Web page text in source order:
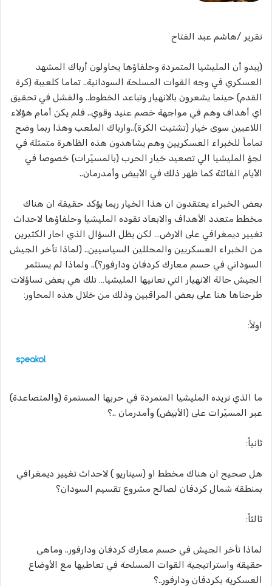
تقرير /هاشم عبد الفتاح
(يبدو أن المليشيا المتمردة وحلفاؤها يحاولون أرباك المشهد
العسكري في وجه القوات المسلحة السودانية.. تماما كلعيبة (كرة
القدم) حينما يشعرون بالانهيار وتباعد الخطوط.. والفشل في تحقيق
اي أهداف وهم في مواجهة خصم عنيد وقوي.. فلم يكن أمام هؤلاء
اللاعبين سوى خيار (تشتيت الكرة)..وارباك الملعب وهذا ربما وضح
تماماً للخبراء العسكريين وهم يشاهدون هذه الظاهرة متمثلة في
لجؤ المليشيا الي تصعيد خيار الحرب (بالمسيّرات) خصوصا في
الأيام الفائتة كما ظهر ذلك في الأبيض وأمدرمان..
بعض الخبراء يعتقدون ان هذا الخيار ربما يؤكد حقيقة ان هناك
مخطط متعدد الأهداف والابعاد تقوده المليشيا وحلفاؤها لاحداث
تغيير ديمغرافي على الارض… لكن يظل السؤال الذي احار الكثيرين
من الخبراء العسكريين والمحللين السياسيين.. (لماذا تأخر الجيش
السوداني في حسم معارك كردفان ودارفور؟).. ولماذا لم يستثمر
الجيش حالة الانهيار التي تعانيها المليشيا… تلك هي بعض تساؤلات
طرحناها هنا على بعض المراقبين وذلك من خلال هذه المحاور:
اولاً:
ما الذي تريده المليشيا المتمردة في حربها المستمرة (والمتصاعدة)
عبر المسيّرات على (الأبيض) وأمدرمان ..؟
ثانياً:
هل صحيح ان هناك مخطط او (سيناريو ) لاحداث تغيير ديمغرافي
بمنطقة شمال كردفان لصالح مشروع تقسيم السودان؟
ثالثاً:
لماذا تأخر الجيش في حسم معارك كردفان ودارفور.. وماهى
حقيقة واستراتيجية القوات المسلحة في تعاطيها مع الأوضاع
العسكرية بكردفان ودارفور..؟